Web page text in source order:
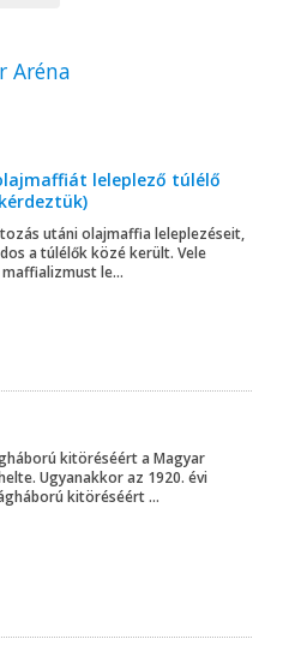
Aréna
leleplező túlélő
utáni olajmaffia leleplezéseit,
a túlélők közé került. Vele
le...
kitöréséért a Magyar
Ugyanakkor az 1920. évi
kitöréséért ...